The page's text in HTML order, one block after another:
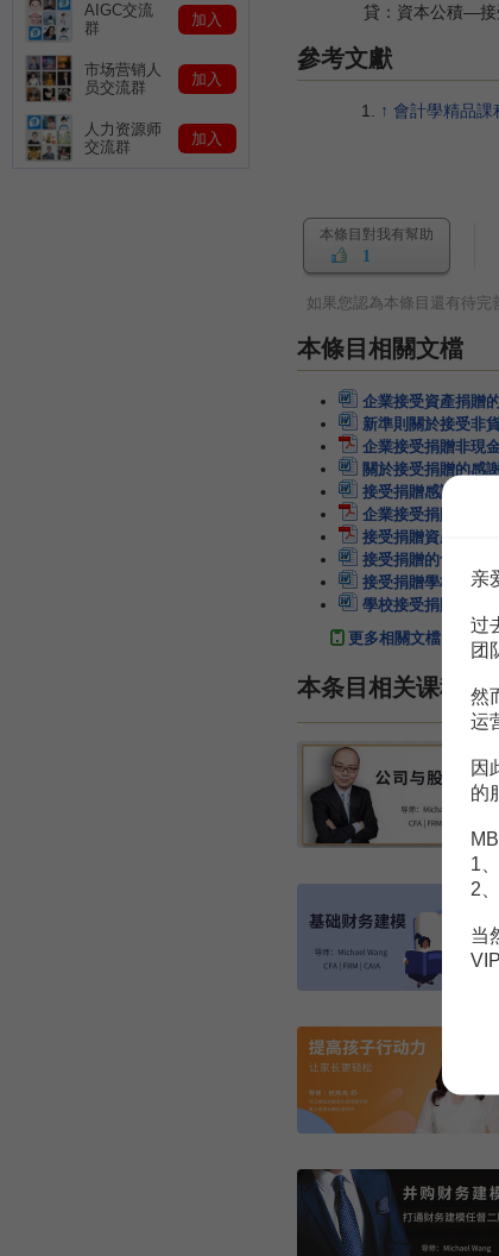
貸：資本公積—接受
參考文獻
↑ 會計學精品課
本條目對我有幫助
1
如果您認為本條目還有待完
本條目相關文檔
企業接受資產捐贈
新準則關於接受非
企業接受捐贈非現
關於接受捐贈的感
接受捐贈感謝信
企業接受捐贈的會計
接受捐贈資產的賬務
接受捐贈的會計與稅
接受捐贈學校的感
學校接受捐贈感謝信
更多相關文檔
本条目相关课程
AIGC交流
群
加入
市场营销人
员交流群
加入
人力资源师
交流群
加入
亲
过
团
然
运
因
的
1
2
当